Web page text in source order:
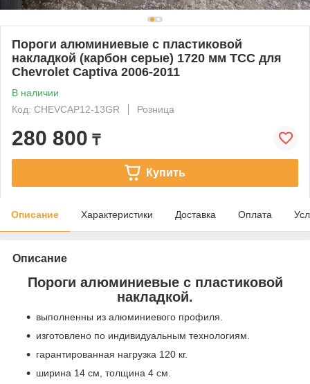
Пороги алюминиевые с пластиковой
накладкой (карбон серые) 1720 мм ТСС для
Chevrolet Captiva 2006-2011
В наличии
Код: CHEVCAP12-13GR
Розница
280 800 ₸
Купить
Описание Характеристики Доставка Оплата
Описание
Пороги алюминиевые с пластиковой
накладкой.
выполненны из алюминиевого профиля.
изготовлено по индивидуальным технологиям.
гарантированная нагрузка 120 кг.
ширина 14 см, толщина 4 см.